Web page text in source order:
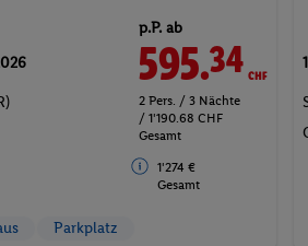
p.P. ab
595.34CHF
2 Pers. / 3 Nächte
/ 1'190.68 CHF
Gesamt
1'274 €
Gesamt
Parkplatz